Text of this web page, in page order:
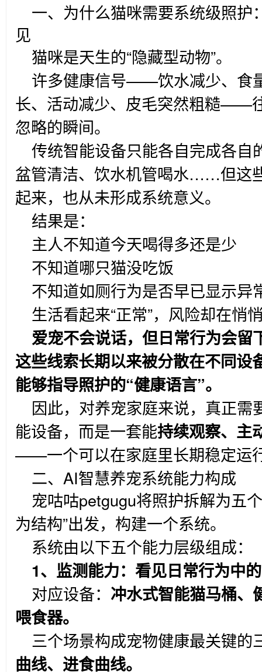
一、为什么猫咪需要系统级照护
见
猫咪是天生的“隐藏型动物”。
许多健康信号——饮水减少、食
长、活动减少、皮毛突然粗糙——
忽略的瞬间。
传统智能设备只能各自完成各自
盆管清洁、饮水机管喝水……但这
起来，也从未形成系统意义。
结果是：
主人不知道今天喝得多还是少
不知道哪只猫没吃饭
不知道如厕行为是否早已显示异
生活看起来“正常”，风险却在悄
爱宠不会说话，但日常行为会留
这些线索长期以来被分散在不同设
能够指导照护的“健康语言”。
因此，对养宠家庭来说，真正需
能设备，而是一套能持续观察、主
——一个可以在家庭里长期稳定运
二、AI智慧养宠系统能力构成
宠咕咕petgugu将照护拆解为五
为结构”出发，构建一个系统。
系统由以下五个能力层级组成：
1、监测能力：看见日常行为中
对应设备： 冲水式智能猫马桶、
喂食器。
三个场景构成宠物健康最关键的
曲线、进食曲线。